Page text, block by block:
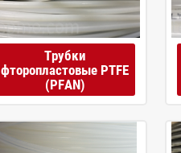
Трубки
фторопластовые PTFE
(PFAN)